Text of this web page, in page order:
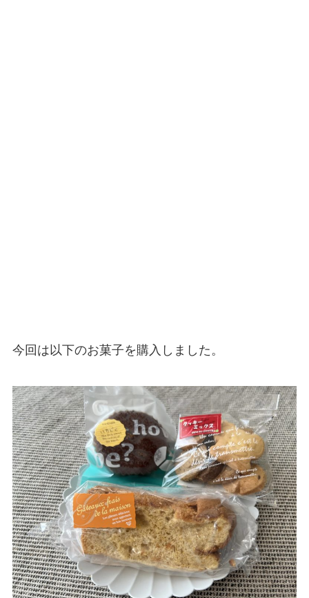
今回は以下のお菓子を購入しました。